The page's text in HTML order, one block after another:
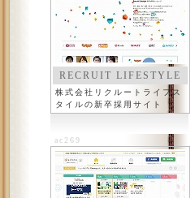
RECRUIT LIFESTYLE
株式会社リクルートライフス
タイルの新卒採用サイト
ac269